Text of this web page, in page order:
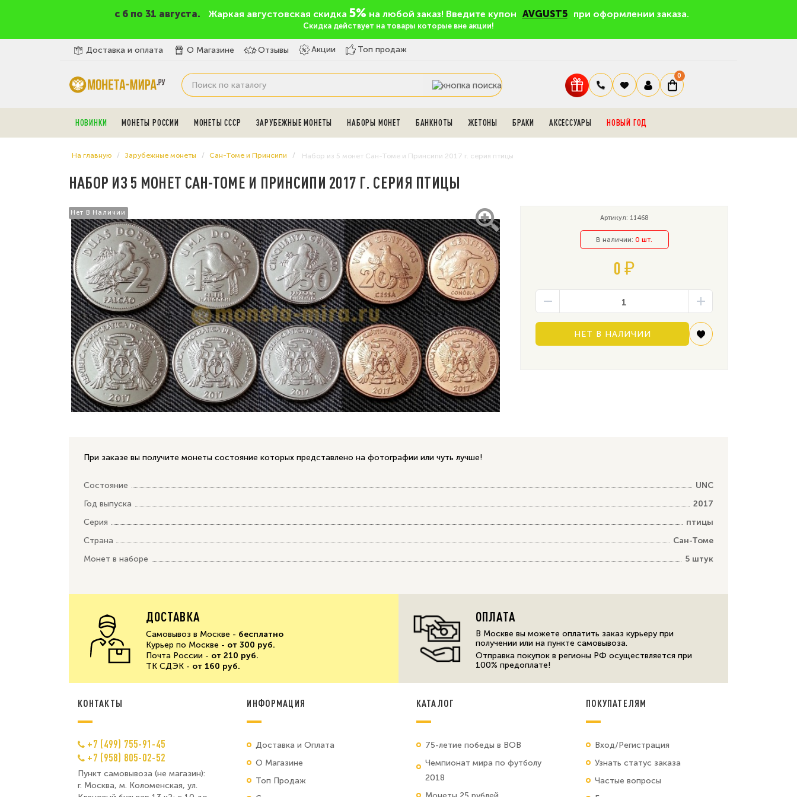
c 6 по 31 августа. Жаркая августовская скидка 5% на любой заказ! Введите купон AVGUST5 при оформлении заказа.
Скидка действует на товары которые вне акции!
Доставка и оплата О Магазине Отзывы Акции Топ продаж
0
НОВИНКИ МОНЕТЫ РОССИИ МОНЕТЫ СССР ЗАРУБЕЖНЫЕ МОНЕТЫ НАБОРЫ МОНЕТ БАНКНОТЫ ЖЕТОНЫ БРАКИ АКСЕССУАРЫ НОВЫЙ ГОД
На главную Зарубежные монеты Сан-Томе и Принсипи Набор из 5 монет Сан-Томе и Принсипи 2017 г. серия птицы
НАБОР ИЗ 5 МОНЕТ САН-ТОМЕ И ПРИНСИПИ 2017 Г. СЕРИЯ ПТИЦЫ
Нет В Наличии
Нет В Наличии
Артикул: 11468
В наличии:0 шт.
0 ₽
НЕТ В НАЛИЧИИ
При заказе вы получите монеты состояние которых представлено на фотографии или чуть лучше!
Состояние
UNC
Год выпуска
2017
Серия
птицы
Страна
Сан-Томе
Монет в наборе
5 штук
ДОСТАВКА
Самовывоз в Москве - бесплатно
Курьер по Москве - от 300 руб.
Почта России - от 210 руб.
ТК СДЭК - от 160 руб.
ОПЛАТА
В Москве вы можете оплатить заказ курьеру при
получении или на пункте самовывоза.
Отправка покупок в регионы РФ осуществляется при
100% предоплате!
КОНТАКТЫ
+7 (499) 755-91-45
+7 (958) 805-02-52
Пункт самовывоза (не магазин):
г. Москва, м. Коломенская, ул.
ИНФОРМАЦИЯ
Доставка и Оплата
О Магазине
Топ Продаж
КАТАЛОГ
75-летие победы в ВОВ
Чемпионат мира по футболу
2018
ПОКУПАТЕЛЯМ
Вход/Регистрация
Узнать статус заказа
Частые вопросы